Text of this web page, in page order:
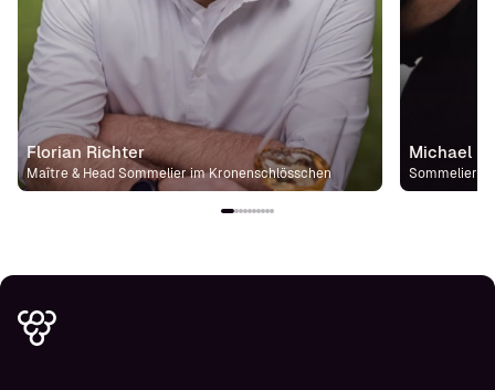
Florian Richter
Maître & Head Sommelier im Kronenschlösschen
Michael
Sommelier